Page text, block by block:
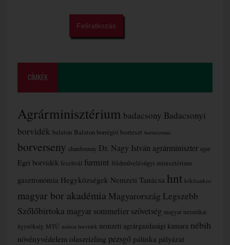
CÍMKÉK
Agrárminisztérium badacsony Badacsonyi
borvidék balaton Balaton borrégió borteszt borturizmus
borverseny chardonnay Dr. Nagy István agrárminiszter eger
Egri borvidék fesztivál furmint földművelésügyi minisztérium
gasztronómia Hegyközségek Nemzeti Tanácsa hnt kékfrankos
magyar bor akadémia Magyarország Legszebb
Szőlőbirtoka magyar sommelier szövetség magyar turisztikai
ügynökség MTÜ mátrai borvidék nemzeti agrárgazdasági kamara nébih
növényvédelem olaszrizling pezsgő pálinka pályázat